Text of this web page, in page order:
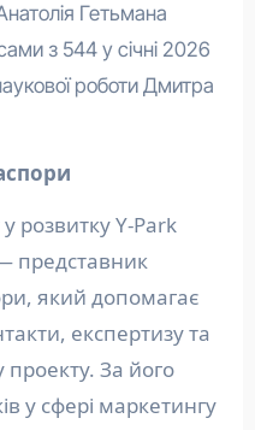
Гетьмана
з 544 у січні 2026
роботи Дмитра
розвитку Y-Park
представник
який допомагає
експертизу та
проекту. За його
у сфері маркетингу